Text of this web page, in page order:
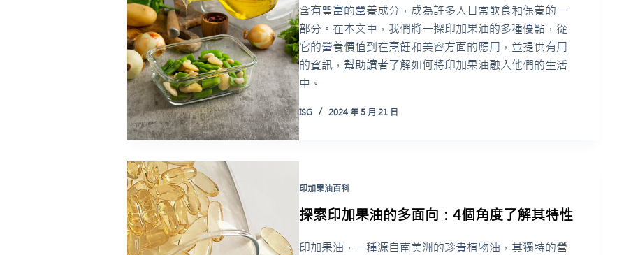
含有豐富的營養成分，成為許多人日常飲食和保養的一
部分。在本文中，我們將一探印加果油的多種優點，從
它的營養價值到在烹飪和美容方面的應用，並提供有用
的資訊，幫助讀者了解如何將印加果油融入他們的生活
中。
ISG 2024 年 5 月 21 日
印加果油百科
探索印加果油的多面向：4個角度了解其特性
印加果油，一種源自南美洲的珍貴植物油，其獨特的營